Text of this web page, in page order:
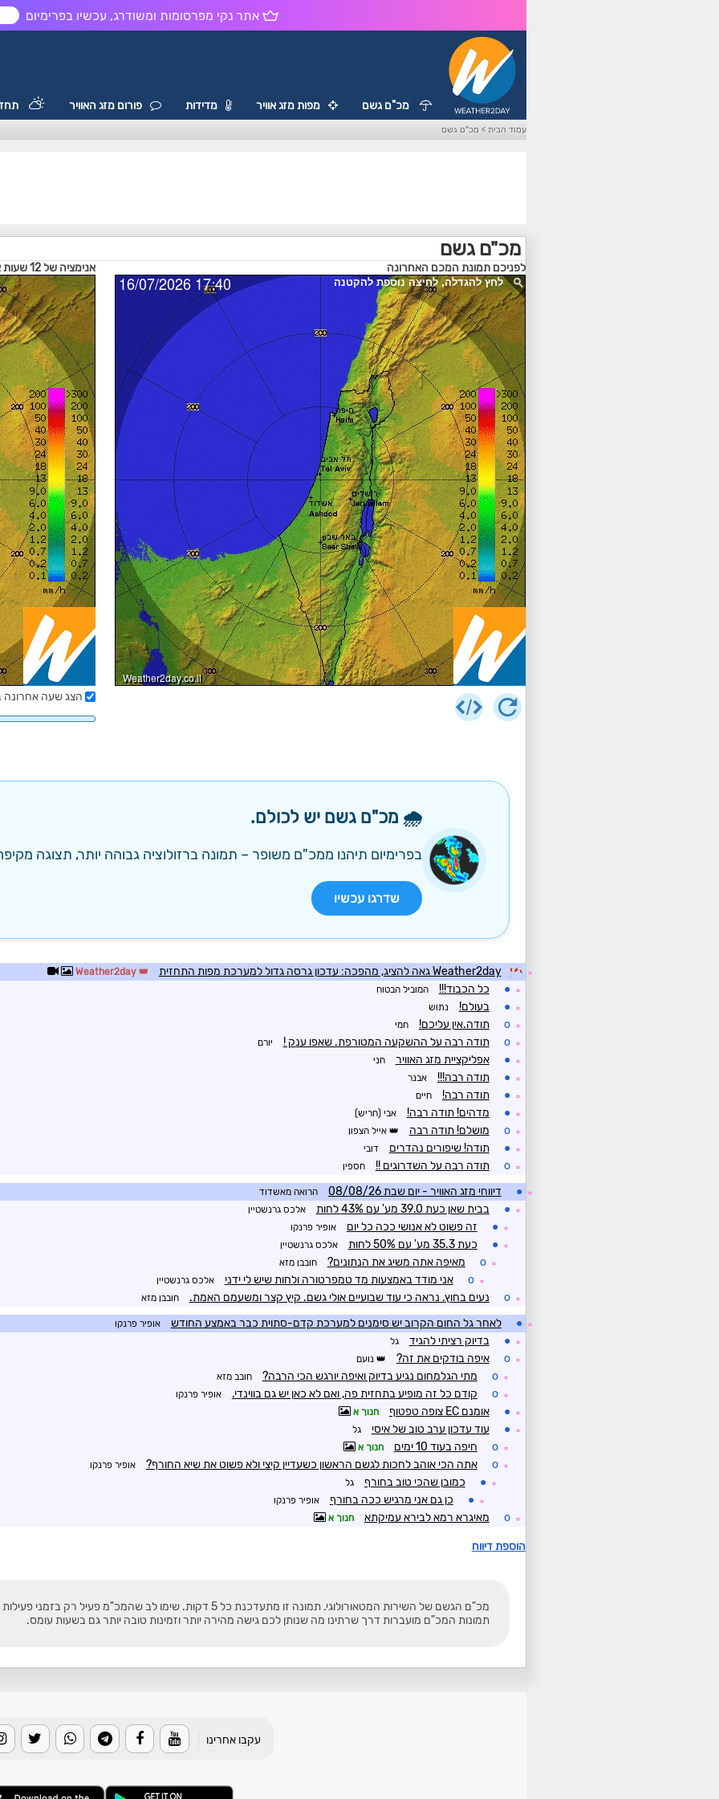
אתר נקי מפרסומות ומשודרג, עכשיו בפרימיום
מכ"ם גשם מפות מזג אוויר מדידות פורום מזג האוויר
עמוד הבית > מכ"ם גשם
מכ"ם גשם
לפניכם תמונת המכם האחרונה
לחץ להגדלה, לחיצה נוספת להקטנה
אנימציה של 12 שעות אחרונות (אפשרות שליטה בסליידר עם חיצי המקלדת)
הצג שעה אחרונה
🌧️ מכ"ם גשם יש לכולם.
בפרימיום תיהנו ממכ"ם משופר – תמונה ברזולוציה גבוהה יותר, תצוגה
שדרגו עכשיו
☼ Weather2day גאה להציג, מהפכה: עדכון גרסה גדול למערכת מפות התחזית Weather2day
☼
● כל הכבוד!!! המוביל הבטוח
☼
● בעולם! נתוש
☼
o תודה.אין עליכם! חמי
☼
o תודה רבה על ההשקעה המטורפת. שאפו ענק ! יורם
☼
● אפליקציית מזג האוויר חני
☼
● תודה רבה!!! אבנר
☼
● תודה רבה! חיים
☼
● מדהים! תודה רבה! אבי (חריש)
☼
o מושלם! תודה רבה אייל הצפון
☼
● תודה! שיפורים נהדרים דובי
☼
o תודה רבה על השדרוגים !! חספין
☼
● דיווחי מזג האוויר - יום שבת 08/08/26 הרואה מאשדוד
☼
● בבית שאן כעת 39.0 מע' עם 43% לחות אלכס גרנשטיין
☼
● זה פשוט לא אנושי ככה כל יום אופיר פרנקו
☼
● כעת 35.3 מע' עם 50% לחות אלכס גרנשטיין
☼
o מאיפה אתה משיג את הנתונים? חובבן מזא
☼
o אני מודד באמצעות מד טמפרטורה ולחות שיש לי ידני אלכס גרנשטיין
☼
o נעים בחוץ. נראה כי עוד שבועיים אולי גשם. קיץ קצר ומשעמם האמת. חובבן מזא
☼
● לאחר גל החום הקרוב יש סימנים למערכת קדם-סתוית כבר באמצע החודש אופיר פרנקו
☼
● בדיוק רציתי להגיד גל
☼
o איפה בודקים את זה? נועם
☼
o מתי הגלמחום נגיע בדיוק ואיפה יורגש הכי הרבה? חובב מזא
☼
o קודם כל זה מופיע בתחזית פה, ואם לא כאן יש גם בווינדי. אופיר פרנקו
☼
● אומנם EC צופה טפטוף חנוך א
☼
● עוד עדכון ערב טוב של איסי גל
☼
o חיפה בעוד 10 ימים חנוך א
☼
o אתה הכי אוהב לחכות לגשם הראשון כשעדיין קיצי ולא פשוט את שיא החורף? אופיר פרנקו
☼
● כמובן שהכי טוב בחורף גל
☼
● כן גם אני מרגיש ככה בחורף אופיר פרנקו
☼
o מאיגרא רמא לבירא עמיקתא חנוך א
הוספת דיווח
מכ"ם הגשם של השירות המטאורולוגי. תמונה זו מתעדכנת כל 5 דקות. שימו לב שהמכ"מ פעיל רק בזמני פעילות עננים באיזורינו.
תמונות המכ"ם מועברות דרך שרתינו מה שנותן לכם גישה מהירה יותר וזמינות טובה יותר גם בשעות עומס.
עקבו אחרינו